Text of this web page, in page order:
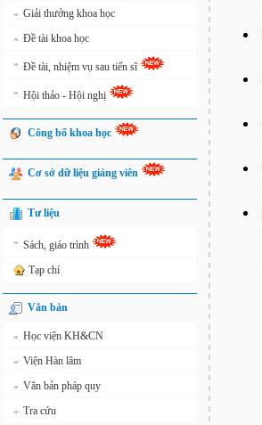
» Giải thưởng khoa học
» Đề tài khoa học
» Đề tài, nhiệm vụ sau tiến sĩ
» Hội thảo - Hội nghị
Công bố khoa học
Cơ sở dữ liệu giảng viên
Tư liệu
» Sách, giáo trình
Tạp chí
Văn bản
» Học viện KH&CN
» Viện Hàn lâm
» Văn bản pháp quy
» Tra cứu